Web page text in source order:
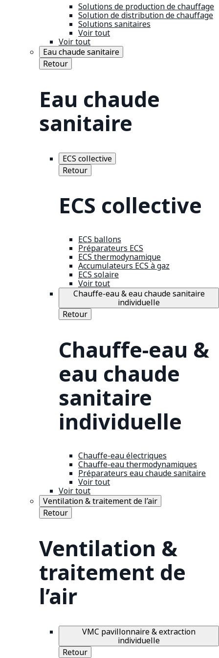
Solutions de production de chauffage
Solution de distribution de chauffage
Solutions sanitaires
Voir tout
Voir tout
Eau chaude sanitaire
Retour
Eau chaude
sanitaire
ECS collective
Retour
ECS collective
ECS ballons
Préparateurs ECS
ECS thermodynamique
Accumulateurs ECS à gaz
ECS solaire
Voir tout
Chauffe-eau & eau chaude sanitaire
individuelle
Retour
Chauffe-eau &
eau chaude
sanitaire
individuelle
Chauffe-eau électriques
Chauffe-eau thermodynamiques
Préparateurs eau chaude sanitaire
Voir tout
Voir tout
Ventilation & traitement de l’air
Retour
Ventilation &
traitement de
l’air
VMC pavillonnaire & extraction
individuelle
Retour